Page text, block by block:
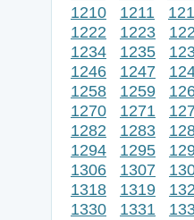
1210
1211
1222
1223
1234
1235
1246
1247
1258
1259
1270
1271
1282
1283
1294
1295
1306
1307
1318
1319
1330
1331